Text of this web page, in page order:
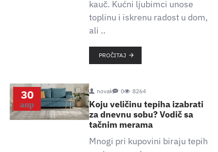
kauč. Kućni ljubimci unose
toplinu i iskrenu radost u dom,
ali ..
PROČITAJ
30
апр
novak 0 8264
Koju veličinu tepiha izabrati
za dnevnu sobu? Vodič sa
tačnim merama
Mnogi pri kupovini biraju tepih